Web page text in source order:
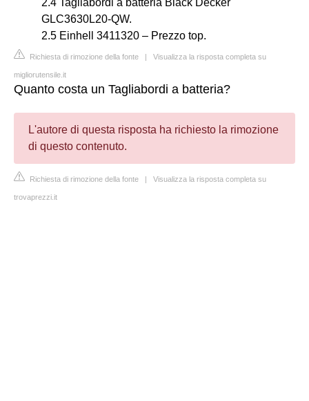
GLC3630L20-QW.
2.5 Einhell 3411320 – Prezzo top.
Richiesta di rimozione della fonte | Visualizza la risposta completa su
migliorutensile.it
Quanto costa un Tagliabordi a batteria?
L'autore di questa risposta ha richiesto la rimozione
di questo contenuto.
Richiesta di rimozione della fonte | Visualizza la risposta completa su
trovaprezzi.it